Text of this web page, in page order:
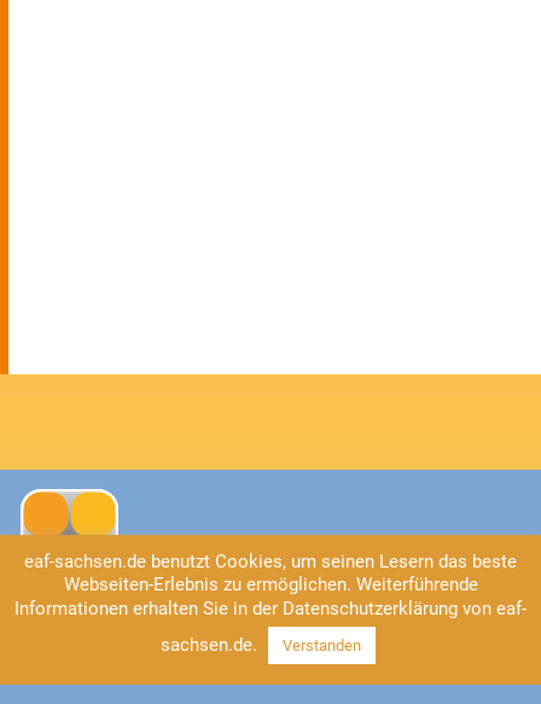
eaf-sachsen.de benutzt Cookies, um seinen Lesern das beste
Webseiten-Erlebnis zu ermöglichen. Weiterführende
Informationen erhalten Sie in der Datenschutzerklärung von eaf-
sachsen.de.
Verstanden